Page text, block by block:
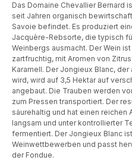
Das Domaine Chevallier Bernard
seit Jahren organisch
Savoie befindet. Es produziert
Jacquère-Rebsorte, die typisch
Weinbergs ausmacht. Der Wein
zartfruchtig, mit Aromen von
Karamell. Der Jongieux Blanc,
wird, wird auf 3,5 Hektar auf
angebaut. Die Trauben werden
zum Pressen transportiert. Der
säurehaltig und hat einen reichen
langsam und unter kontrollierter
fermentiert. Der Jongieux Blanc
Weinwettbewerben und passt
der Fondue.